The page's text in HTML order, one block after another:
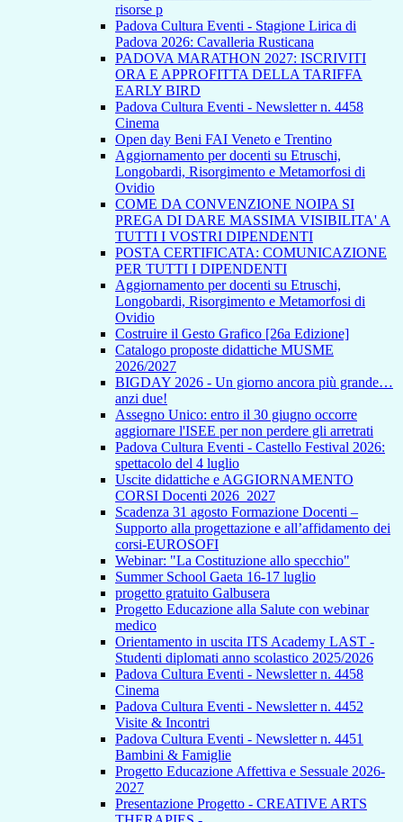
risorse p
Padova Cultura Eventi - Stagione Lirica di
Padova 2026: Cavalleria Rusticana
PADOVA MARATHON 2027: ISCRIVITI
ORA E APPROFITTA DELLA TARIFFA
EARLY BIRD
Padova Cultura Eventi - Newsletter n. 4458
Cinema
Open day Beni FAI Veneto e Trentino
Aggiornamento per docenti su Etruschi,
Longobardi, Risorgimento e Metamorfosi di
Ovidio
COME DA CONVENZIONE NOIPA SI
PREGA DI DARE MASSIMA VISIBILITA' A
TUTTI I VOSTRI DIPENDENTI
POSTA CERTIFICATA: COMUNICAZIONE
PER TUTTI I DIPENDENTI
Aggiornamento per docenti su Etruschi,
Longobardi, Risorgimento e Metamorfosi di
Ovidio
Costruire il Gesto Grafico [26a Edizione]
Catalogo proposte didattiche MUSME
2026/2027
BIGDAY 2026 - Un giorno ancora più grande…
anzi due!
Assegno Unico: entro il 30 giugno occorre
aggiornare l'ISEE per non perdere gli arretrati
Padova Cultura Eventi - Castello Festival 2026:
spettacolo del 4 luglio
Uscite didattiche e AGGIORNAMENTO
CORSI Docenti 2026_2027
Scadenza 31 agosto Formazione Docenti –
Supporto alla progettazione e all’affidamento dei
corsi-EUROSOFI
Webinar: "La Costituzione allo specchio"
Summer School Gaeta 16-17 luglio
progetto gratuito Galbusera
Progetto Educazione alla Salute con webinar
medico
Orientamento in uscita ITS Academy LAST -
Studenti diplomati anno scolastico 2025/2026
Padova Cultura Eventi - Newsletter n. 4458
Cinema
Padova Cultura Eventi - Newsletter n. 4452
Visite & Incontri
Padova Cultura Eventi - Newsletter n. 4451
Bambini & Famiglie
Progetto Educazione Affettiva e Sessuale 2026-
2027
Presentazione Progetto - CREATIVE ARTS